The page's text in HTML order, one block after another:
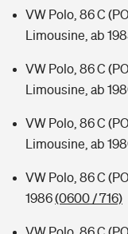
VW Polo, 86 C
Limousine, ab
VW Polo, 86 C
Limousine, ab
VW Polo, 86 C
Limousine, ab
VW Polo, 86 C
1986(0600 / 716)